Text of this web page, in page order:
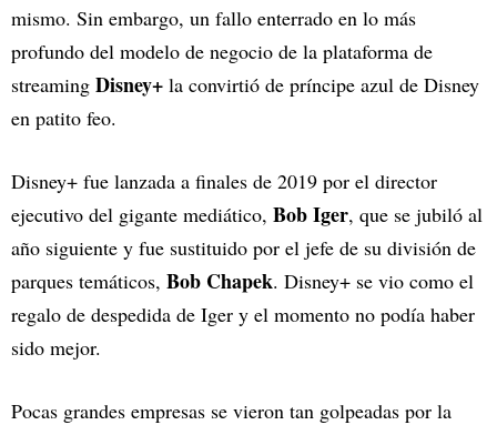
mismo. Sin embargo, un fallo enterrado en lo más
profundo del modelo de negocio de la plataforma de
streaming Disney+ la convirtió de príncipe azul de Disney
en patito feo.
Disney+ fue lanzada a finales de 2019 por el director
ejecutivo del gigante mediático, Bob Iger, que se jubiló al
año siguiente y fue sustituido por el jefe de su división de
parques temáticos, Bob Chapek. Disney+ se vio como el
regalo de despedida de Iger y el momento no podía haber
sido mejor.
Pocas grandes empresas se vieron tan golpeadas por la